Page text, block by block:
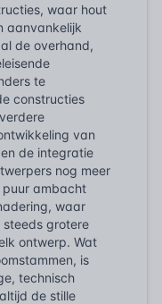
waar hout
aanvankelijk
de overhand,
te
constructies
van
de integratie
nog meer
puur ambacht
waar
grotere
ontwerp. Wat
is
technisch
de stille